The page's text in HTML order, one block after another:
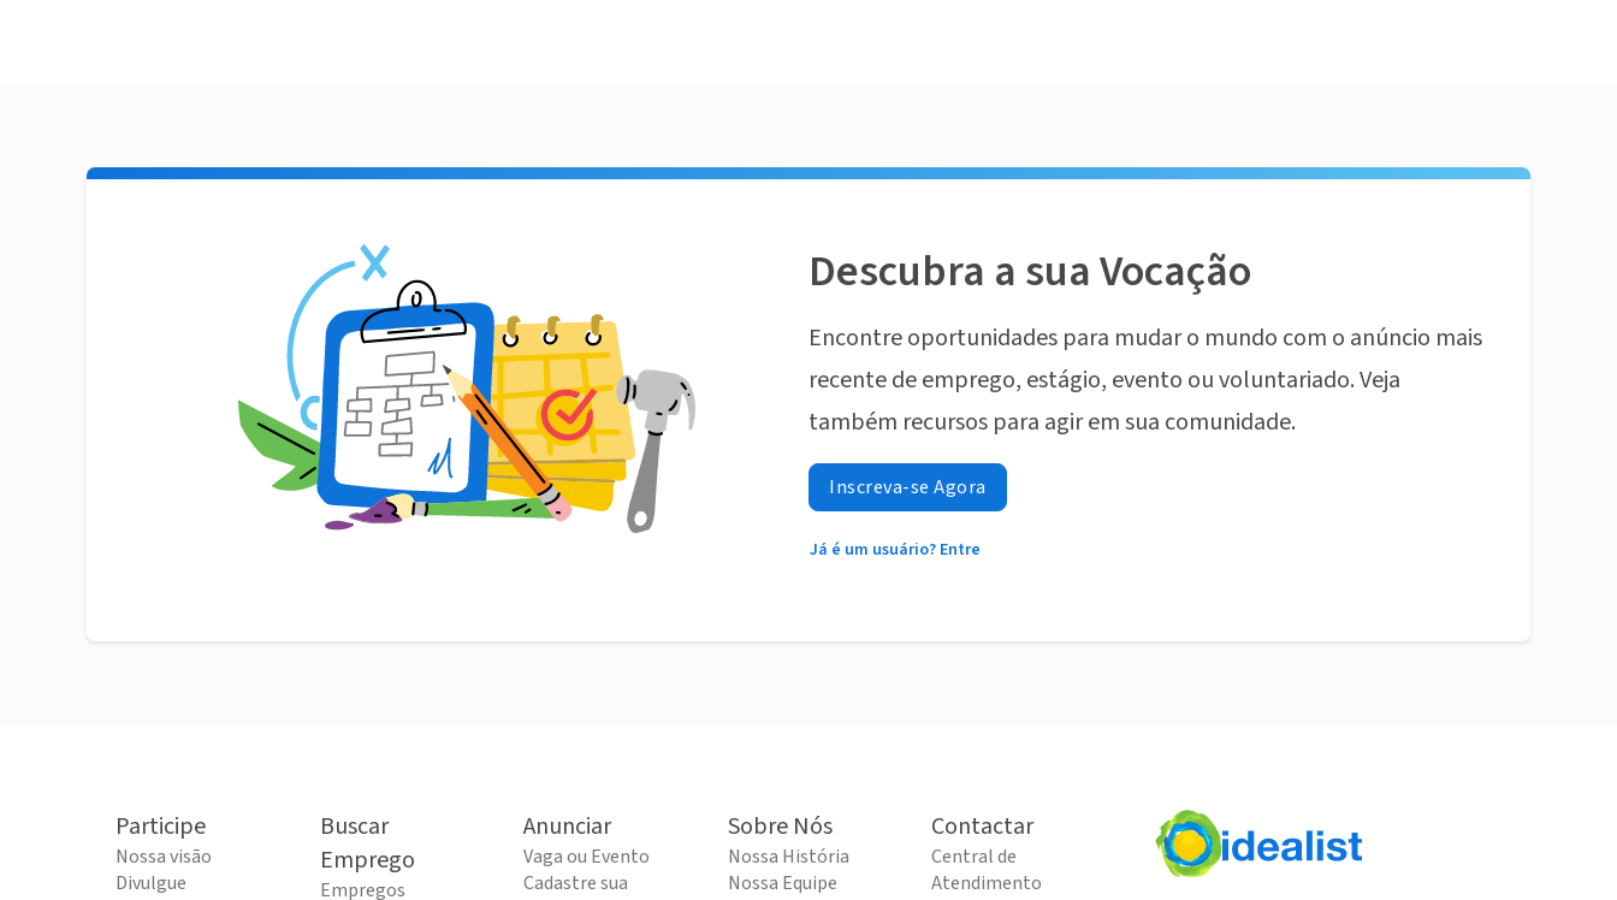
Descubra a sua Vocação
Encontre oportunidades para mudar o mundo com o anúncio mais
recente de emprego, estágio, evento ou voluntariado. Veja
também recursos para agir em sua comunidade.
Inscreva-se Agora
Já é um usuário? Entre
Participe
Nossa visão
Divulgue
Buscar
Emprego
Empregos
Anunciar
Vaga ou Evento
Cadastre sua
Sobre Nós
Nossa História
Nossa Equipe
Contactar
Central de
Atendimento